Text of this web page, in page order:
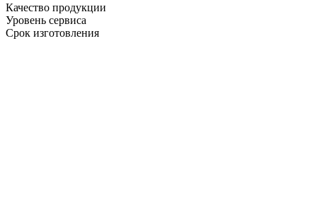
Качество продукции
Уровень сервиса
Срок изготовления